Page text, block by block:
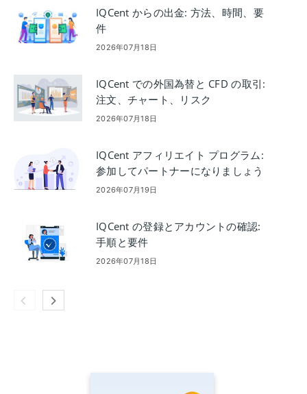
IQCent からの出金: 方法、時間、要
件
2026年07月18日
IQCent での外国為替と CFD の取引:
注文、チャート、リスク
2026年07月18日
IQCent アフィリエイト プログラム:
参加してパートナーになりましょう
2026年07月19日
IQCent の登録とアカウントの確認:
手順と要件
2026年07月18日